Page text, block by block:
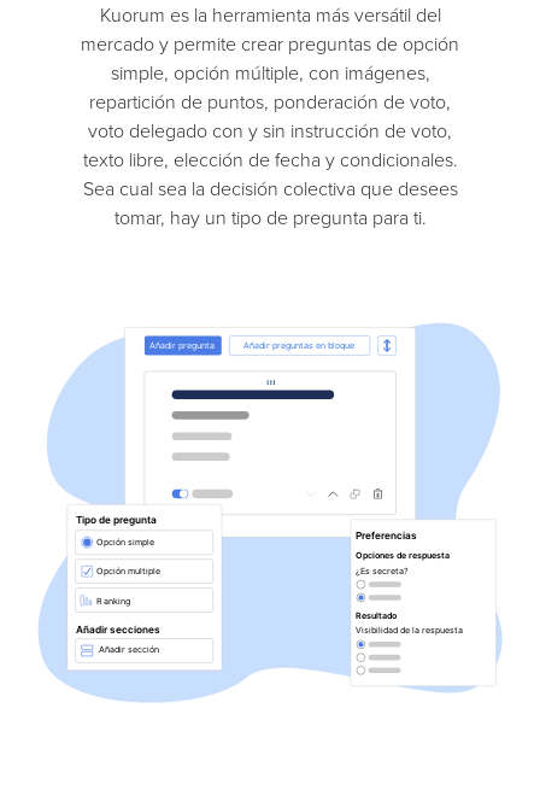
Kuorum es la herramienta más versátil del
mercado y permite crear preguntas de opción
simple, opción múltiple, con imágenes,
repartición de puntos, ponderación de voto,
voto delegado con y sin instrucción de voto,
texto libre, elección de fecha y condicionales.
Sea cual sea la decisión colectiva que desees
tomar, hay un tipo de pregunta para ti.